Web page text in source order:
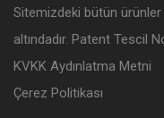
Sitemizdeki bütün
altındadır. Patent Tescil
KVKK Aydınlatma Metni
Çerez Politikası